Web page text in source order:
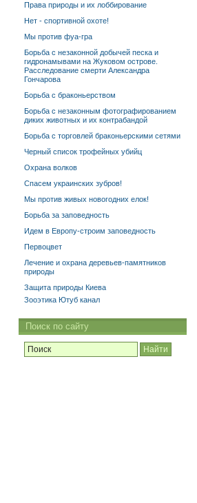
Права природы и их лоббирование
Нет - спортивной охоте!
Мы против фуа-гра
Борьба с незаконной добычей песка и
гидронамывами на Жуковом острове.
Расследование смерти Александра
Гончарова
Борьба с браконьерством
Борьба с незаконным фотографированием
диких животных и их контрабандой
Борьба с торговлей браконьерскими сетями
Черный список трофейных убийц
Охрана волков
Спасем украинских зубров!
Мы против живых новогодних елок!
Борьба за заповедность
Идем в Европу-строим заповедность
Первоцвет
Лечение и охрана деревьев-памятников
природы
Защита природы Киева
Зооэтика Ютуб канал
Поиск по сайту